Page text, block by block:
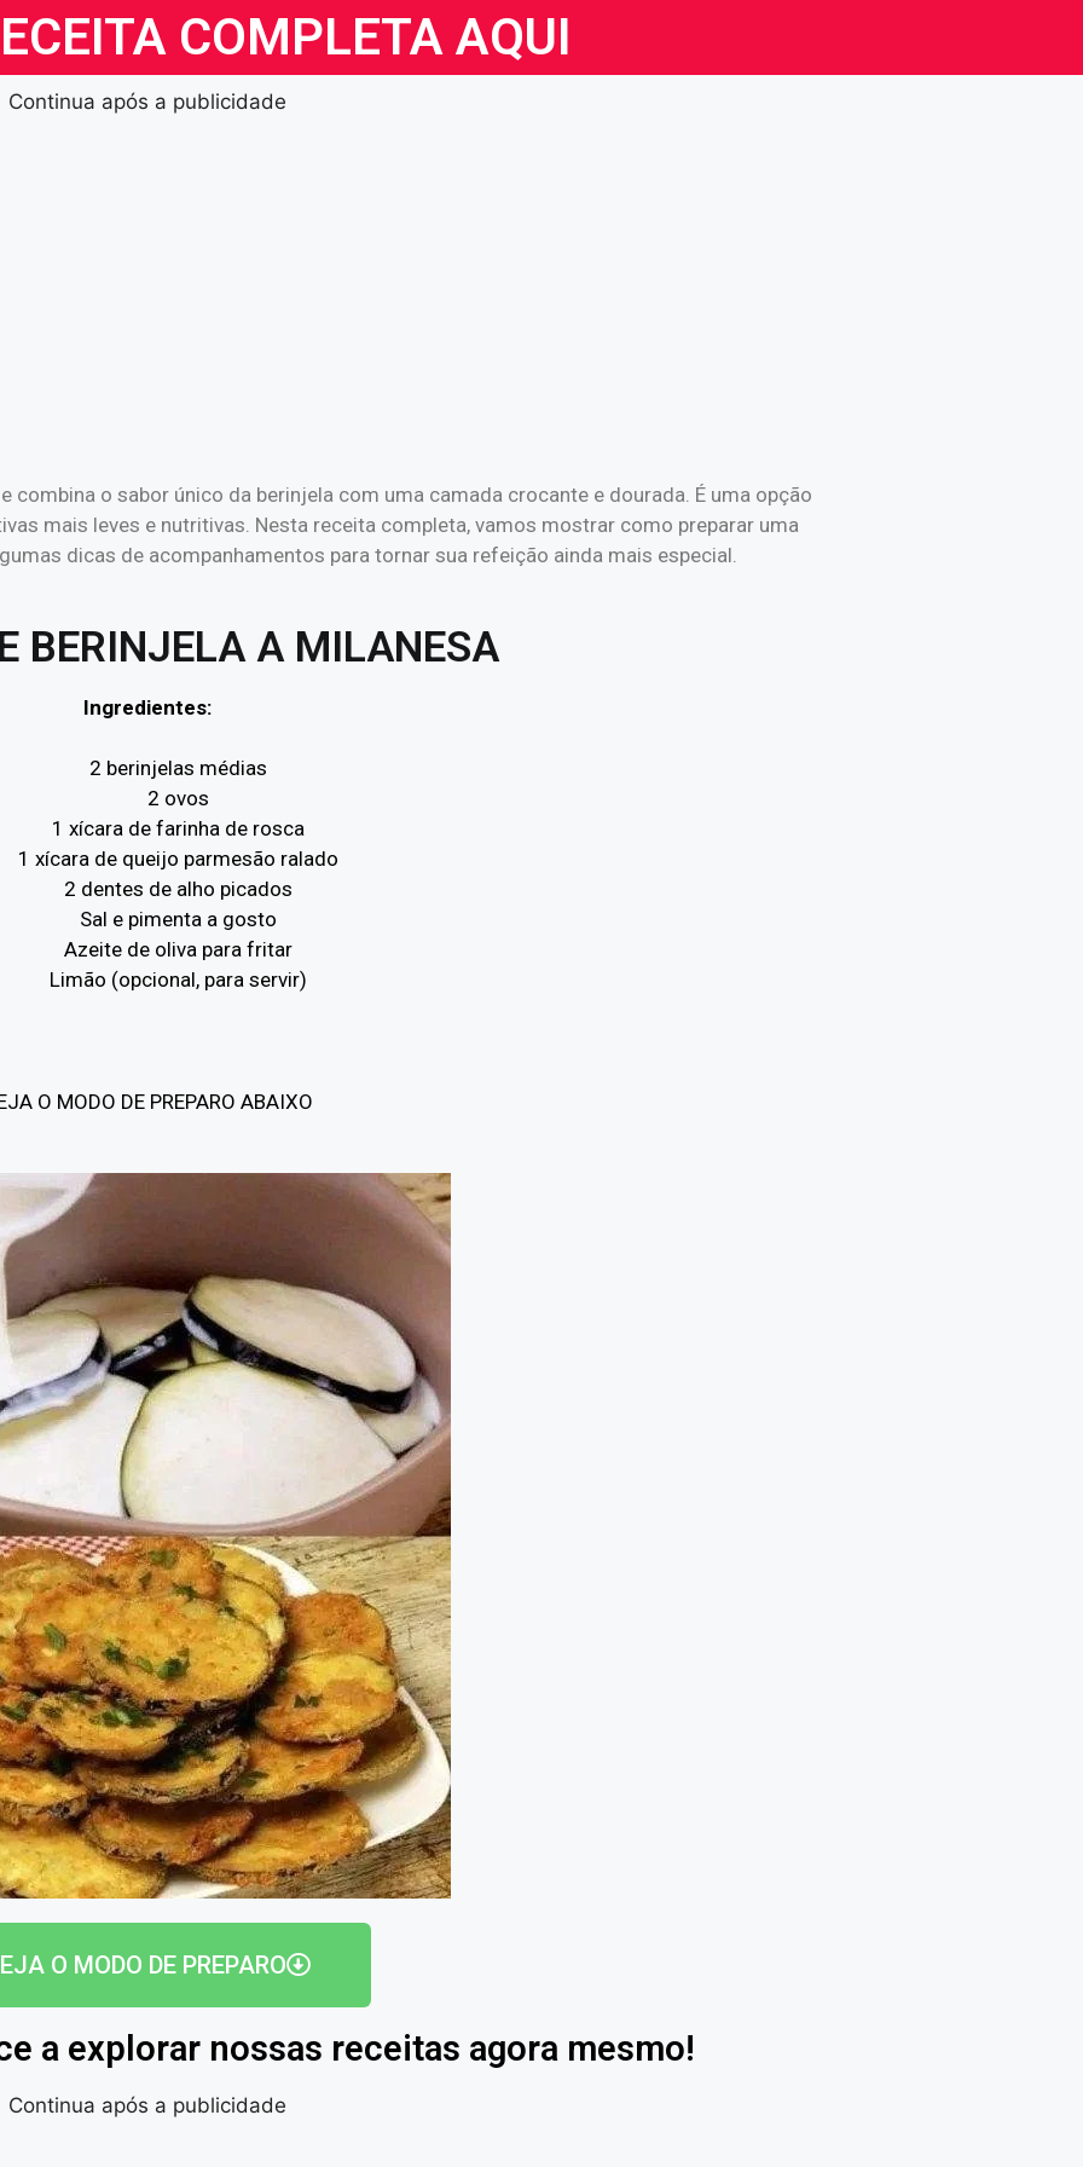
COMPLETA AQUI
Continua após a publicidade
combina o sabor único da berinjela com uma camada crocante e dourada. É uma opção
mais leves e nutritivas. Nesta receita completa, vamos mostrar como preparar uma
dicas de acompanhamentos para tornar sua refeição ainda mais especial.
BERINJELA A MILANESA
Ingredientes:
2 berinjelas médias
2 ovos
1 xícara de farinha de rosca
1 xícara de queijo parmesão ralado
2 dentes de alho picados
Sal e pimenta a gosto
Azeite de oliva para fritar
Limão (opcional, para servir)
O MODO DE PREPARO ABAIXO
O MODO DE PREPARO
a explorar nossas receitas agora mesmo!
Continua após a publicidade